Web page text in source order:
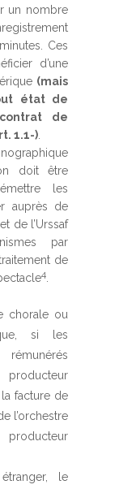
un nombre
Ces
d’une
(mais
état de
de
1.1-)
doit être
les
auprès de
de l’Urssaf
par
de
4
chorale ou
si les
facture de
l’orchestre
le